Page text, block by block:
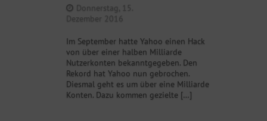
Donnerstag, 15.
Dezember 2016
Im September hatte Yahoo einen Hack
von über einer halben Milliarde
Nutzerkonten bekanntgegeben. Den
Rekord hat Yahoo nun gebrochen.
Diesmal geht es um über eine Milliarde
Konten. Dazu kommen gezielte […]